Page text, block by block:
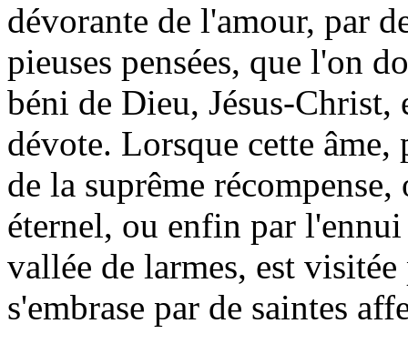
dévorante de l'amour, par
pieuses pensées, que l'on
béni de Dieu, Jésus-
dévote. Lorsque cette
de la suprême
éternel, ou enfin par
vallée de larmes, est
s'embrase par de saintes